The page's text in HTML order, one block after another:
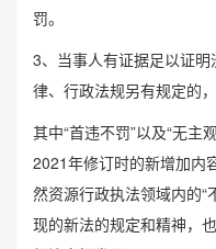
罚。
3、当事人有证据足以证
律、行政法规另有规定的，
其中“首违不罚”以及“无主
2021年修订时的新增加内
然资源行政执法领域内的“
现的新法的规定和精神，